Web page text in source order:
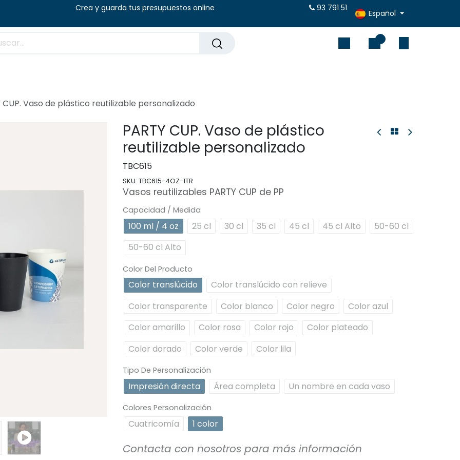
- 14:00 (V) Crea y guarda tus presupuestos online 93 791 51
Español
CUP. Vaso de plástico reutilizable personalizado
PARTY CUP. Vaso de plástico
reutilizable personalizado
TBC615
SKU: TBC615-4OZ-1TR
Vasos reutilizables PARTY CUP de PP
Capacidad / Medida
100 ml / 4 oz 25 cl 30 cl 35 cl 45 cl 45 cl Alto
50-60 cl
50-60 cl Alto
Color Del Producto
Color translúcido
Color translúcido con relieve
Color transparente
Color blanco Color negro
Color azul
Color amarillo
Color rosa Color rojo
Color plateado
Color dorado
Color verde Color lila
Tipo De Personalización
Impresión directa Área completa Un nombre en cada vaso
Colores Personalización
Cuatricomía 1 color
Contacta con nosotros para más información